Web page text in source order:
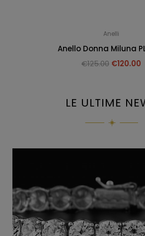
Anelli
Anello Donna Miluna
€125.00 €120.00
LE ULTIME